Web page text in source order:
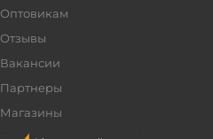
Оптовикам
Отзывы
Вакансии
Партнеры
Магазины